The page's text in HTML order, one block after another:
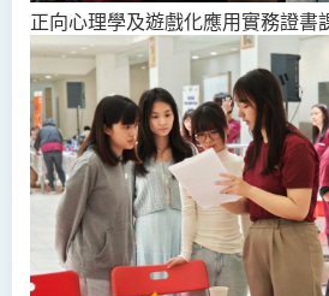
正向心理學及遊戲化應用實務證書